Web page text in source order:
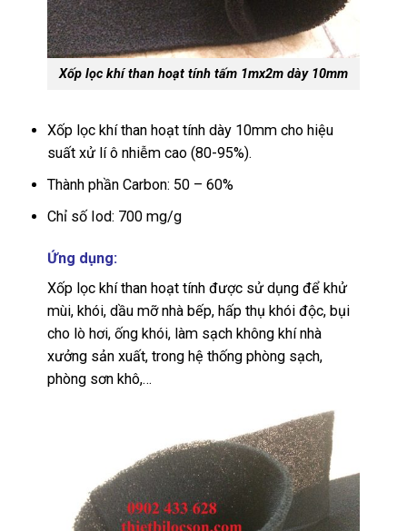
Xốp lọc khí than hoạt tính tấm 1mx2m dày 10mm
Xốp lọc khí than hoạt tính dày 10mm cho hiệu
suất xử lí ô nhiễm cao (80-95%).
Thành phần Carbon: 50 – 60%
Chỉ số Iod: 700 mg/g
Ứng dụng:
Xốp lọc khí than hoạt tính được sử dụng để khử
mùi, khói, dầu mỡ nhà bếp, hấp thụ khói độc, bụi
cho lò hơi, ống khói, làm sạch không khí nhà
xưởng sản xuất, trong hệ thống phòng sạch,
phòng sơn khô,…